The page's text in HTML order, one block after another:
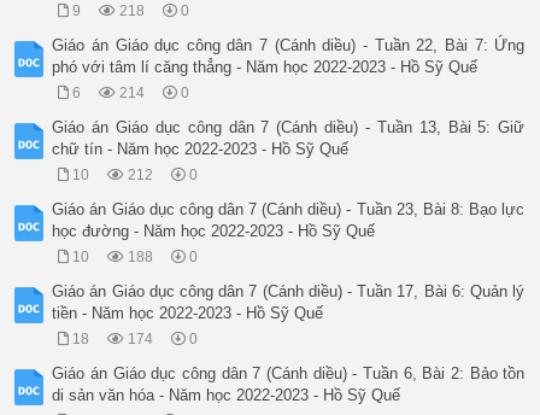
9 218 0
Giáo án Giáo dục công dân 7 (Cánh diều) - Tuần 22, Bài 7: Ứng
phó với tâm lí căng thẳng - Năm học 2022-2023 - Hồ Sỹ Quế
6 214 0
Giáo án Giáo dục công dân 7 (Cánh diều) - Tuần 13, Bài 5: Giữ
chữ tín - Năm học 2022-2023 - Hồ Sỹ Quế
10 212 0
Giáo án Giáo dục công dân 7 (Cánh diều) - Tuần 23, Bài 8: Bạo lực
học đường - Năm học 2022-2023 - Hồ Sỹ Quế
10 188 0
Giáo án Giáo dục công dân 7 (Cánh diều) - Tuần 17, Bài 6: Quản lý
tiền - Năm học 2022-2023 - Hồ Sỹ Quế
18 174 0
Giáo án Giáo dục công dân 7 (Cánh diều) - Tuần 6, Bài 2: Bảo tồn
di sản văn hóa - Năm học 2022-2023 - Hồ Sỹ Quế